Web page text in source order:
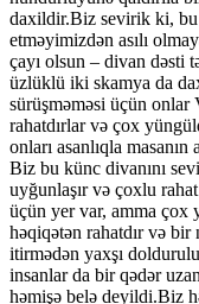
daxildir.Biz sevirik ki, bu
etməyimizdən asılı
çayı olsun – divan dəsti
üzlüklü iki skamya da
sürüşməməsi üçün
rahatdırlar və çox
onları asanlıqla
Biz bu künc divanını
uyğunlaşır və çoxlu
üçün yer var, amma çox
həqiqətən rahatdır və
itirmədən yaxşı
insanlar da bir qədər
həmişə belə deyildi.Biz